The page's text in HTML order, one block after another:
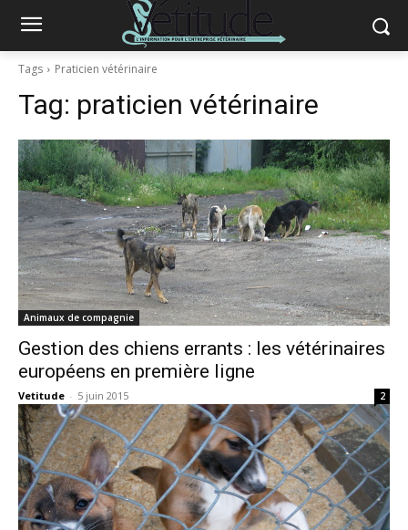
Tags Praticien vétérinaire
Tag: praticien vétérinaire
Animaux de compagnie
Gestion des chiens errants : les vétérinaires
européens en première ligne
Vetitude - 5 juin 2015 2